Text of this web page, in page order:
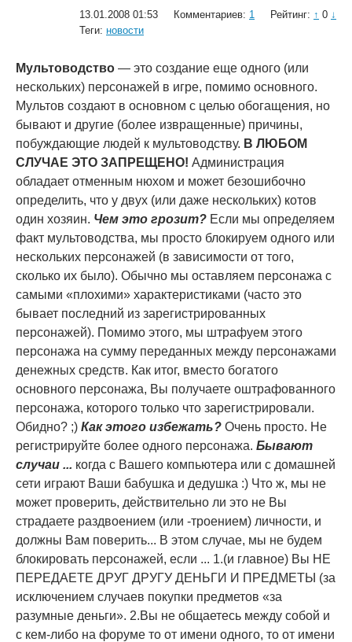
13.01.2008 01:53 Комментариев: 1 Рейтинг: ↑ 0 ↓
Теги: новости
Мультоводство — это создание еще одного (или
нескольких) персонажей в игре, помимо основного.
Мультов создают в основном с целью обогащения, но
бывают и другие (более извращенные) причины,
побуждающие людей к мультоводству. В ЛЮБОМ
СЛУЧАЕ ЭТО ЗАПРЕЩЕНО! Администрация
обладает отменным нюхом и может безошибочно
определить, что у двух (или даже нескольких) котов
один хозяин. Чем это грозит? Если мы определяем
факт мультоводства, мы просто блокируем одного или
нескольких персонажей (в зависимости от того,
сколько их было). Обычно мы оставляем персонажа с
самыми «плохими» характеристиками (часто это
бывает последний из зарегистрированных
персонажей). Помимо этого, мы штрафуем этого
персонажа на сумму переданных между персонажами
денежных средств. Как итог, вместо богатого
основного персонажа, Вы получаете оштрафованного
персонажа, которого только что зарегистрировали.
Обидно? ;) Как этого избежать? Очень просто. Не
регистрируйте более одного персонажа. Бывают
случаи ... когда с Вашего компьютера или с домашней
сети играют Ваши бабушка и дедушка :) Что ж, мы не
может проверить, действительно ли это не Вы
страдаете раздвоением (или -троением) личности, и
должны Вам поверить... В этом случае, мы не будем
блокировать персонажей, если ... 1.(и главное) Вы НЕ
ПЕРЕДАЕТЕ ДРУГ ДРУГУ ДЕНЬГИ И ПРЕДМЕТЫ (за
исключением случаев покупки предметов «за
разумные деньги». 2.Вы не общаетесь между собой и
с кем-либо на форуме то от имени одного, то от имени